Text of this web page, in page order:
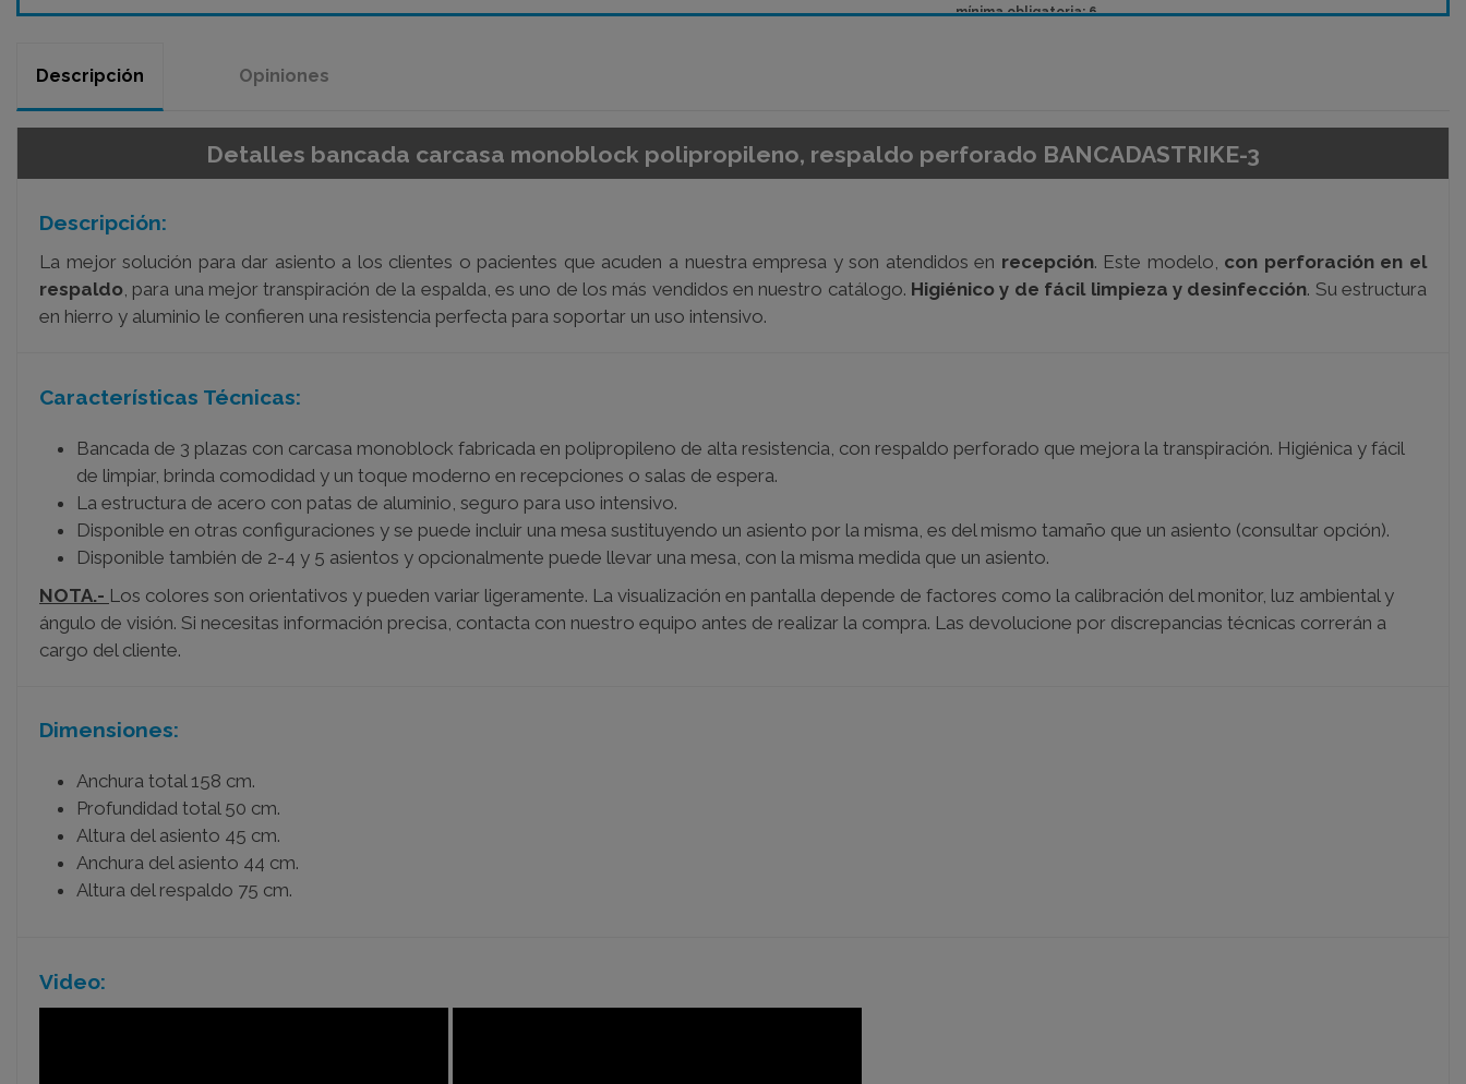
mínima obligatoria: 6
Descripción Opiniones
Detalles bancada carcasa monoblock polipropileno, respaldo perforado BANCADASTRIKE-3
Descripción:
La mejor solución para dar asiento a los clientes o pacientes que acuden a nuestra empresa y son atendidos en recepción. Este modelo, con perforación en el
respaldo, para una mejor transpiración de la espalda, es uno de los más vendidos en nuestro catálogo. Higiénico y de fácil limpieza y desinfección. Su estructura
en hierro y aluminio le confieren una resistencia perfecta para soportar un uso intensivo.
Características Técnicas:
Bancada de 3 plazas con carcasa monoblock fabricada en polipropileno de alta resistencia, con respaldo perforado que mejora la transpiración. Higiénica y fácil
de limpiar, brinda comodidad y un toque moderno en recepciones o salas de espera.
La estructura de acero con patas de aluminio, seguro para uso intensivo.
Disponible en otras configuraciones y se puede incluir una mesa sustituyendo un asiento por la misma, es del mismo tamaño que un asiento (consultar opción).
Disponible también de 2-4 y 5 asientos y opcionalmente puede llevar una mesa, con la misma medida que un asiento.
NOTA.- Los colores son orientativos y pueden variar ligeramente. La visualización en pantalla depende de factores como la calibración del monitor, luz ambiental y
ángulo de visión. Si necesitas información precisa, contacta con nuestro equipo antes de realizar la compra. Las devolucione por discrepancias técnicas correrán a
cargo del cliente.
Dimensiones:
Anchura total 158 cm.
Profundidad total 50 cm.
Altura del asiento 45 cm.
Anchura del asiento 44 cm.
Altura del respaldo 75 cm.
Video: